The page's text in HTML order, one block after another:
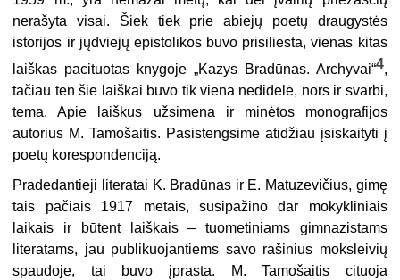
nerašyta visai. Šiek tiek prie abiejų poetų draugystės
istorijos ir jųdviejų epistolikos buvo prisiliesta, vienas kitas
laiškas pacituotas knygoje „Kazys Bradūnas. Archyvai“4,
tačiau ten šie laiškai buvo tik viena nedidelė, nors ir svarbi,
tema. Apie laiškus užsimena ir minėtos monografijos
autorius M. Tamošaitis. Pasistengsime atidžiau įsiskaityti į
poetų korespondenciją.
Pradedantieji literatai K. Bradūnas ir E. Matuzevičius, gimę
tais pačiais 1917 metais, susipažino dar mokykliniais
laikais ir būtent laiškais – tuometiniams gimnazistams
literatams, jau publikuojantiems savo rašinius moksleivių
spaudoje, tai buvo įprasta. M. Tamošaitis cituoja